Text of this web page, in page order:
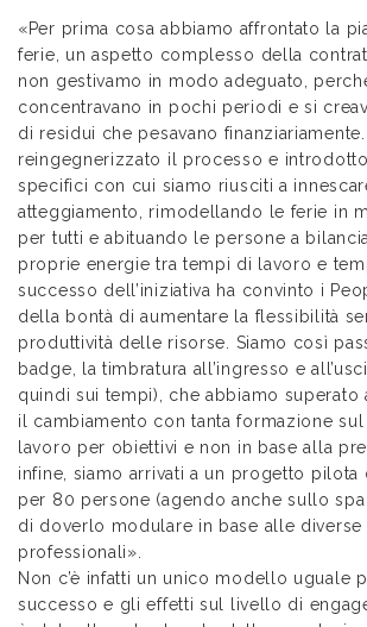
«Per prima cosa abbiamo affrontato la
ferie, un aspetto complesso della
non gestivamo in modo adeguato,
concentravano in pochi periodi e si
di residui che pesavano
reingegnerizzato il processo e
specifici con cui siamo riusciti a
atteggiamento, rimodellando le ferie in
per tutti e abituando le persone a
proprie energie tra tempi di lavoro e
successo dell’iniziativa ha convinto i
della bontà di aumentare la flessibilità
produttività delle risorse. Siamo così
badge, la timbratura all’ingresso e
quindi sui tempi), che abbiamo superato
il cambiamento con tanta formazione sul
lavoro per obiettivi e non in base alla
infine, siamo arrivati a un progetto pilota
per 80 persone (agendo anche sullo
di doverlo modulare in base alle diverse
professionali».
Non c’è infatti un unico modello uguale
successo e gli effetti sul livello di